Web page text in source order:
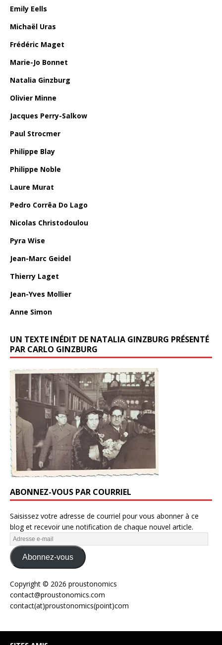
Emily Eells
Michaël Uras
Frédéric Maget
Marie-Jo Bonnet
Natalia Ginzburg
Olivier Minne
Jacques Perry-Salkow
Paul Strocmer
Philippe Blay
Philippe Noble
Laure Murat
Pedro Corrêa Do Lago
Nicolas Christodoulou
Pyra Wise
Jean-Marc Geidel
Thierry Laget
Jean-Yves Mollier
Anne Simon
UN TEXTE INÉDIT DE NATALIA GINZBURG PRÉSENTÉ
PAR CARLO GINZBURG
ABONNEZ-VOUS PAR COURRIEL
Saisissez votre adresse de courriel pour vous abonner à ce
blog et recevoir une notification de chaque nouvel article.
Abonnez-vous
Copyright © 2026 proustonomics
contact@proustonomics.com
contact(at)proustonomics(point)com